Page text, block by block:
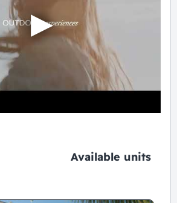
Available units